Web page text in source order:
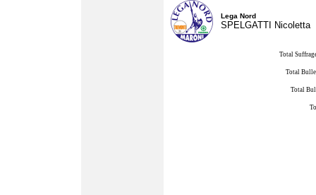
Lega Nord
SPELGATTI Nicoletta
Total
Total
Total